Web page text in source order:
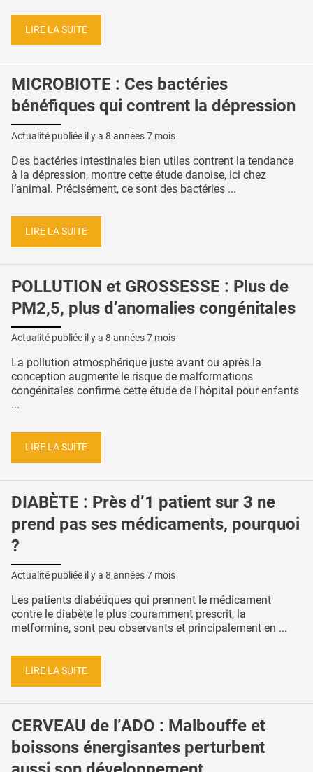
LIRE LA SUITE
MICROBIOTE : Ces bactéries
bénéfiques qui contrent la dépression
Actualité publiée il y a 8 années 7 mois
Des bactéries intestinales bien utiles contrent la tendance
à la dépression, montre cette étude danoise, ici chez
l’animal. Précisément, ce sont des bactéries ...
LIRE LA SUITE
POLLUTION et GROSSESSE : Plus de
PM2,5, plus d’anomalies congénitales
Actualité publiée il y a 8 années 7 mois
La pollution atmosphérique juste avant ou après la
conception augmente le risque de malformations
congénitales confirme cette étude de l'hôpital pour enfants
...
LIRE LA SUITE
DIABÈTE : Près d’1 patient sur 3 ne
prend pas ses médicaments, pourquoi
?
Actualité publiée il y a 8 années 7 mois
Les patients diabétiques qui prennent le médicament
contre le diabète le plus couramment prescrit, la
metformine, sont peu observants et principalement en ...
LIRE LA SUITE
CERVEAU de l’ADO : Malbouffe et
boissons énergisantes perturbent